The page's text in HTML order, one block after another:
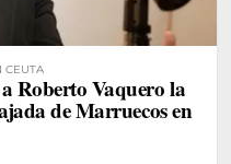
CEUTA
Roberto Vaquero la
de Marruecos en